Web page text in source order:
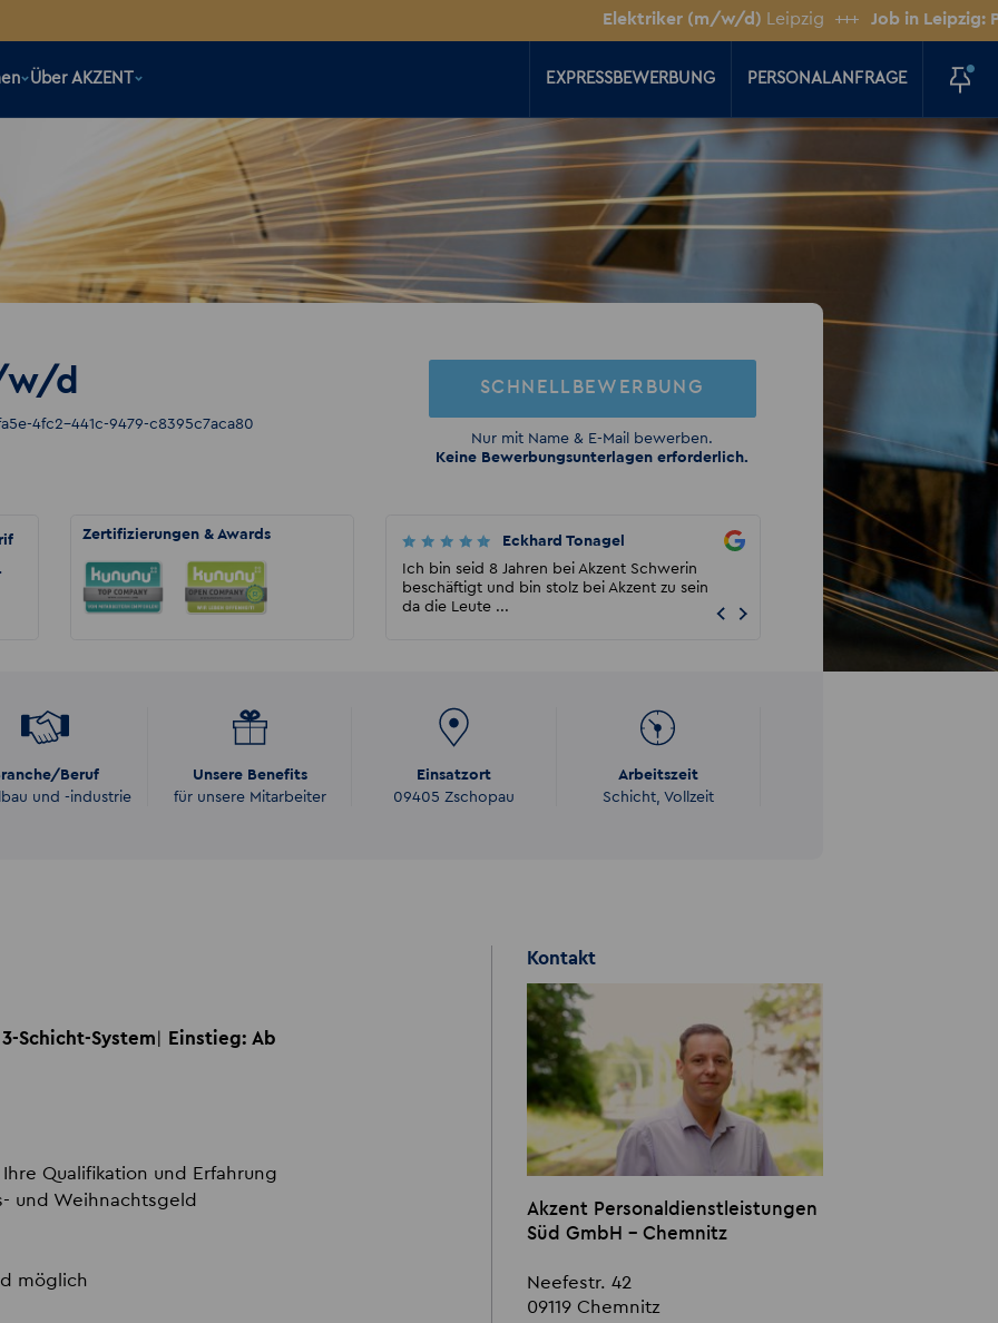
Elektriker (m/w/d)Leipzig +++ Job in Leipzig:
Über AKZENT EXPRESSBEWERBUNG PERSONALANFRAGE
w/d
4fc2-441c-9479-c8395c7aca80
SCHNELLBEWERBUNG
Nur mit Name & E-Mail bewerben.
Keine Bewerbungsunterlagen erforderlich.
Zertifizierungen & Awards
Marion
Ich war nun schon 2 mal dort und würde
immer wieder diese zeitarbeitsfirma nehmen.
Sie sind zuverläs...
Eckhard Tonagel
Ich bin seid 8 Jahren bei Akzent Schwerin
beschäftigt und bin stolz bei Akzent zu sein
da die Leute ...
22
Sehr freundlich freue mich auf die
Zusammenarbeit
Beruf
und -industrie
Unsere Benefits
für unsere Mitarbeiter
Einsatzort
09405 Zschopau
Arbeitszeit
Schicht, Vollzeit
Schicht-System Einstieg: Ab
Qualifikation und Erfahrung
und Weihnachtsgeld
möglich
Kontakt
Akzent Personaldienstleistungen
Süd GmbH - Chemnitz
Neefestr. 42
09119 Chemnitz